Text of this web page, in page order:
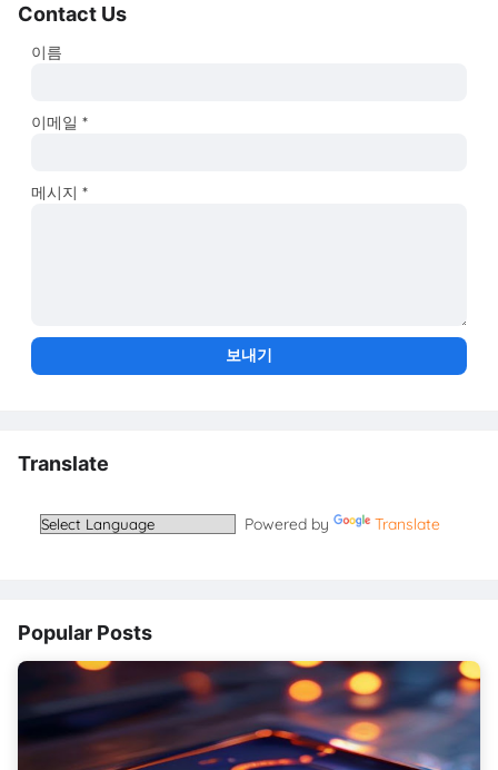
Contact Us
이름
이메일*
메시지*
Translate
Powered by Translate
Popular Posts